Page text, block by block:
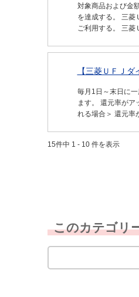
対象商品および金
を達成する。 三菱
ご利用する。 三菱
【三菱ＵＦＪ
毎月1日～末日に
ます。 還元率が
れる場合＞ 還元率
15件中 1 - 10 件を表示
このカテゴリ